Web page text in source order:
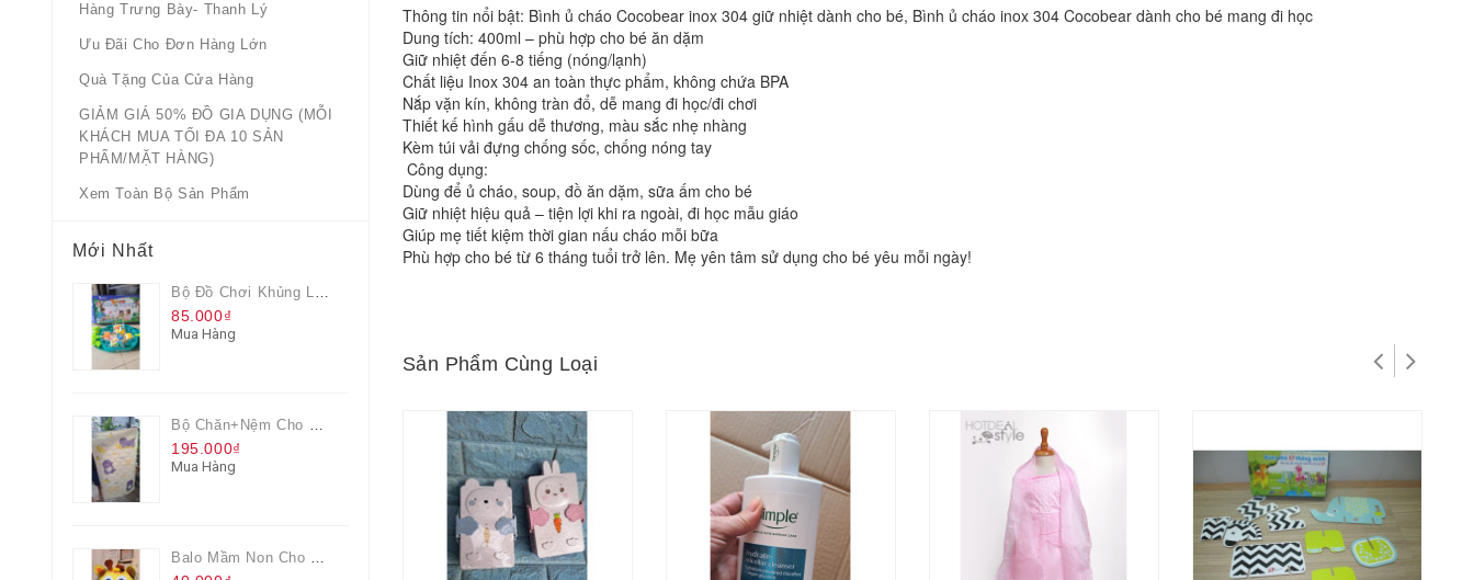
Hàng Trưng Bày- Thanh Lý
Ưu Đãi Cho Đơn Hàng Lớn
Quà Tặng Của Cửa Hàng
GIẢM GIÁ 50% ĐỒ GIA DỤNG (MỖI
KHÁCH MUA TỐI ĐA 10 SẢN
PHẨM/MẶT HÀNG)
Xem Toàn Bộ Sản Phẩm
Mới Nhất
Bộ Đồ Chơi Khủng Long Đại Chiến
85.000₫
Mua Hàng
Bộ Chăn+nệm Cho Bé Everon Quà Từ Pediasure
195.000₫
Mua Hàng
Balo Mầm Non Cho Bé Grow Màu Vàng
Thông tin nổi bật: Bình ủ cháo Cocobear inox 304 giữ nhiệt dành cho bé, Bình ủ cháo inox 304 Cocobear dành cho bé mang đi học
Dung tích: 400ml – phù hợp cho bé ăn dặm
Giữ nhiệt đến 6-8 tiếng (nóng/lạnh)
Chất liệu Inox 304 an toàn thực phẩm, không chứa BPA
Nắp vặn kín, không tràn đổ, dễ mang đi học/đi chơi
Thiết kế hình gấu dễ thương, màu sắc nhẹ nhàng
Kèm túi vải đựng chống sốc, chống nóng tay
Công dụng:
Dùng để ủ cháo, soup, đồ ăn dặm, sữa ấm cho bé
Giữ nhiệt hiệu quả – tiện lợi khi ra ngoài, đi học mẫu giáo
Giúp mẹ tiết kiệm thời gian nấu cháo mỗi bữa
Phù hợp cho bé từ 6 tháng tuổi trở lên. Mẹ yên tâm sử dụng cho bé yêu mỗi ngày!
Sản Phẩm Cùng Loại